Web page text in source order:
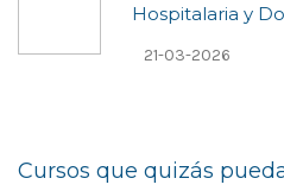
Hospitalaria y
21-03-2026
Cursos que quizás